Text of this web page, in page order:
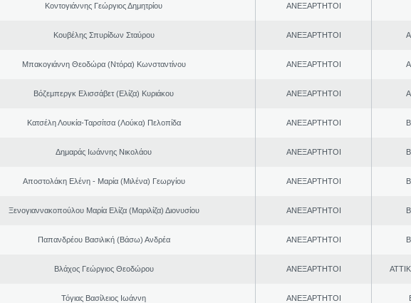
Κοντογιάννης Γεώργιος Δημητρίου ΑΝΕΞΑΡΤΗΤΟΙ
Κουβέλης Σπυρίδων Σταύρου ΑΝΕΞΑΡΤΗΤΟΙ
Μπακογιάννη Θεοδώρα (Ντόρα) Κωνσταντίνου ΑΝΕΞΑΡΤΗΤΟΙ
Βόζεμπεργκ Ελισσάβετ (Ελίζα) Κυριάκου ΑΝΕΞΑΡΤΗΤΟΙ
Κατσέλη Λουκία-Ταρσίτσα (Λούκα) Πελοπίδα ΑΝΕΞΑΡΤΗΤΟΙ
Δημαράς Ιωάννης Νικολάου ΑΝΕΞΑΡΤΗΤΟΙ
Αποστολάκη Ελένη - Μαρία (Μιλένα) Γεωργίου ΑΝΕΞΑΡΤΗΤΟΙ
Ξενογιαννακοπούλου Μαρία Ελίζα (Μαριλίζα) Διονυσίου ΑΝΕΞΑΡΤΗΤΟΙ
Παπανδρέου Βασιλική (Βάσω) Ανδρέα ΑΝΕΞΑΡΤΗΤΟΙ
Βλάχος Γεώργιος Θεοδώρου ΑΝΕΞΑΡΤΗΤΟΙ
Τόγιας Βασίλειος Ιωάννη ΑΝΕΞΑΡΤΗΤΟΙ